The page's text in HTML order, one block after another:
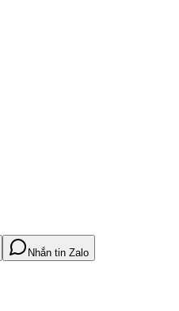
Nhắn tin Zalo